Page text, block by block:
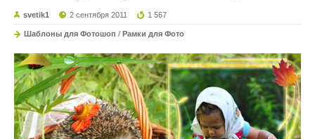
svetik1 2 сентября 2011 1 567
Шаблоны для Фотошоп / Рамки для Фото